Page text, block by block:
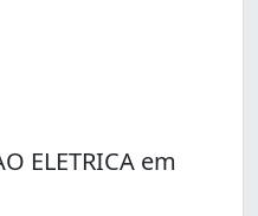
ELETRICA em